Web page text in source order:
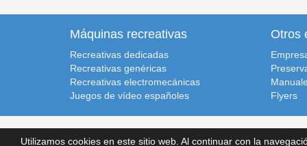
Utilizamos cookies en este sitio web. Al continuar con la
Máquinas recreativas
Recreativas dedicadas
Recreativas genéricas
Recreativas electromecánicas
Juegos de vídeo españoles
Otros
Flyers
Recreativas.org, 2014-2026. Inicio|Condiciones de uso|